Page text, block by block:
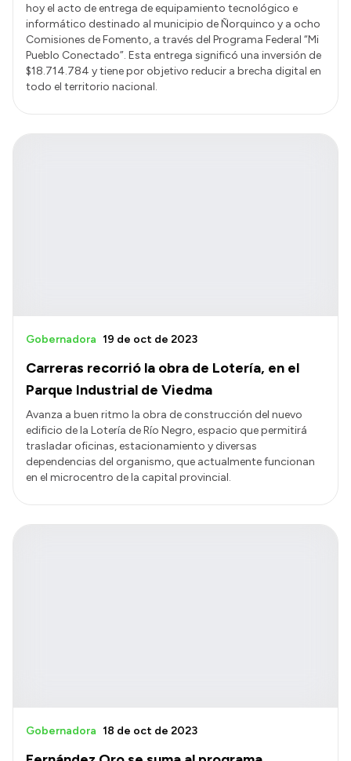
hoy el acto de entrega de equipamiento tecnológico e
informático destinado al municipio de Ñorquinco y a ocho
Comisiones de Fomento, a través del Programa Federal “Mi
Pueblo Conectado”. Esta entrega significó una inversión de
$18.714.784 y tiene por objetivo reducir a brecha digital en
todo el territorio nacional.
Carreras recorrió la obra de Lotería, en el
Parque Industrial de Viedma
Gobernadora 19 de oct de 2023
Avanza a buen ritmo la obra de construcción del nuevo
edificio de la Lotería de Río Negro, espacio que permitirá
trasladar oficinas, estacionamiento y diversas
dependencias del organismo, que actualmente funcionan
en el microcentro de la capital provincial.
Gobernadora 18 de oct de 2023